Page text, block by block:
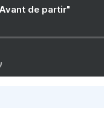
de partir"